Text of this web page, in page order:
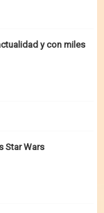
y con miles
Star Wars